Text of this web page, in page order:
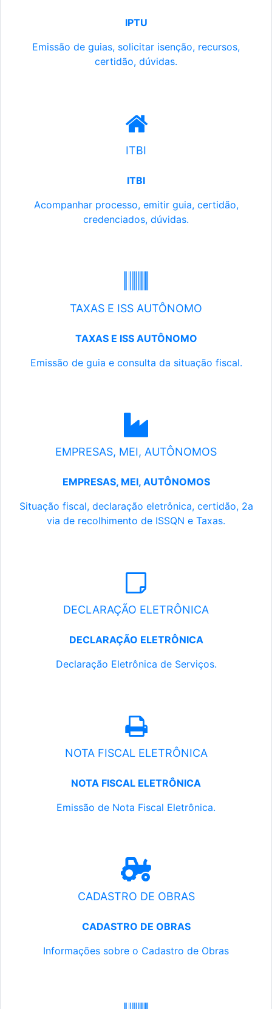
IPTU
Emissão de guias, solicitar isenção, recursos,
certidão, dúvidas.
ITBI
ITBI
Acompanhar processo, emitir guia, certidão,
credenciados, dúvidas.
TAXAS E ISS AUTÔNOMO
TAXAS E ISS AUTÔNOMO
Emissão de guia e consulta da situação fiscal.
EMPRESAS, MEI, AUTÔNOMOS
EMPRESAS, MEI, AUTÔNOMOS
Situação fiscal, declaração eletrônica, certidão, 2a
via de recolhimento de ISSQN e Taxas.
DECLARAÇÃO ELETRÔNICA
DECLARAÇÃO ELETRÔNICA
Declaração Eletrônica de Serviços.
NOTA FISCAL ELETRÔNICA
NOTA FISCAL ELETRÔNICA
Emissão de Nota Fiscal Eletrônica.
CADASTRO DE OBRAS
CADASTRO DE OBRAS
Informações sobre o Cadastro de Obras